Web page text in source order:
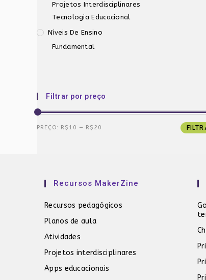
Projetos Interdisciplinares
Tecnologia Educacional
Níveis De Ensino
Fundamental
Filtrar por preço
Preço
Preço
PREÇO: R$10 — R$20
Recursos MakerZine
Recursos pedagógicos
Planos de aula
Atividades
Projetos interdisciplinares
Apps educacionais